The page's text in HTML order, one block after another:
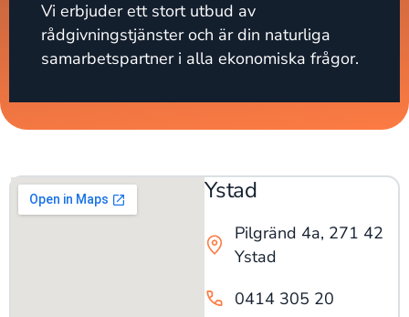
Vi erbjuder ett stort utbud av
rådgivningstjänster och är din naturliga
samarbetspartner i alla ekonomiska frågor.
Ystad
Pilgränd 4a, 271 42
Ystad
0414 305 20